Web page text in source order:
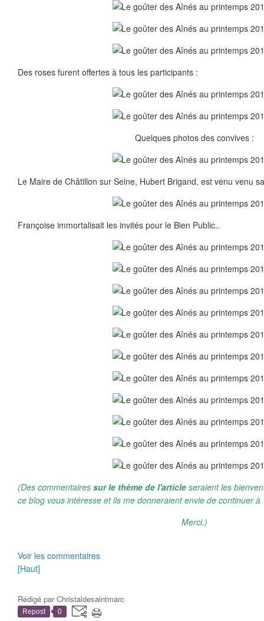
Des roses furent offertes à tous les participants :
Quelques photos des convives :
Le Maire de Châtillon sur Seine, Hubert Brigand, est venu venu
Françoise immortalisait les invités pour le Bien Public..
(Des commentaires sur le thème de l'article seraient les
ce blog vous intéresse et ils me donneraient envie de continuer
Merci.)
Voir les commentaires
[Haut]
Rédigé parChristaldesaintmarc
Repost 0